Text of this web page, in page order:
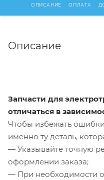
ОПИСАНИЕ ОПЛАТА
Описание
Запчасти для
отличаться в
Чтобы избежать
именно ту деталь,
— Указывайте точную
оформлении заказа;
— При необходимости